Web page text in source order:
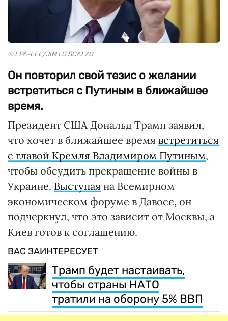
© EPA-EFE/JIM LO SCALZO
Он повторил свой тезис о желании
встретиться с Путиным в ближайшее
время.
Президент США Дональд Трамп заявил,
что хочет в ближайшее время встретиться
с главой Кремля Владимиром Путиным,
чтобы обсудить прекращение войны в
Украине. Выступая на Всемирном
экономическом форуме в Давосе, он
подчеркнул, что это зависит от Москвы, а
Киев готов к соглашению.
ВАС ЗАИНТЕРЕСУЕТ
Трамп будет настаивать,
чтобы страны НАТО
тратили на оборону 5% ВВП